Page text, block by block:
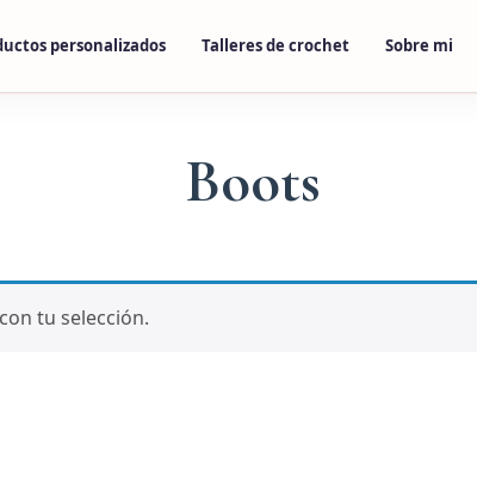
personalizados Talleres de crochet Sobre mi
Boots
tu selección.